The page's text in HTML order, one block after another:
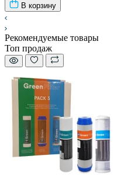
В корзину
Рекомендуемые товары
Топ продаж